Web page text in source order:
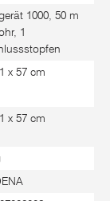
1000, 50 m
1
x 57 cm
x 57 cm